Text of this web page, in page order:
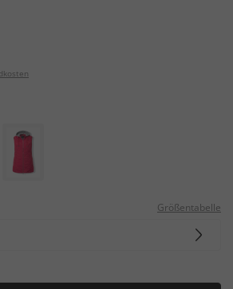
Größentabelle